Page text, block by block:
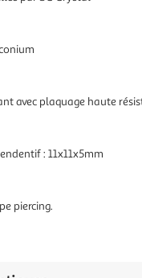
avec plaquage haute
: 11x11x5mm
piercing.